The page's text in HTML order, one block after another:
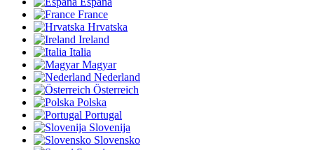
France
Hrvatska
Ireland
Italia
Magyar
Nederland
Österreich
Polska
Portugal
Slovenija
Slovensko